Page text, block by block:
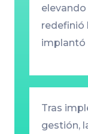
redefinió
implantó
Tras
gestión,